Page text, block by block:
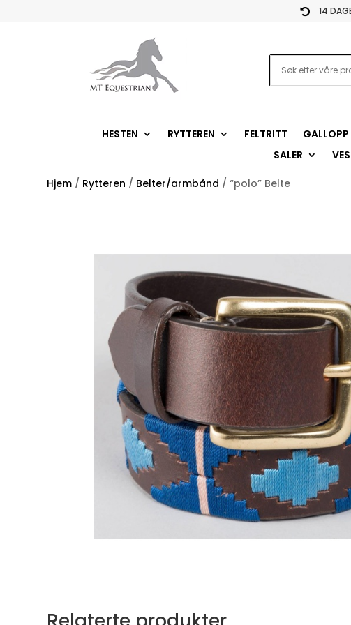
 14
HESTEN RYTTEREN FELTRITT GALLOPP
SALER
Hjem / Rytteren / Belter/armbånd / “polo” Belte